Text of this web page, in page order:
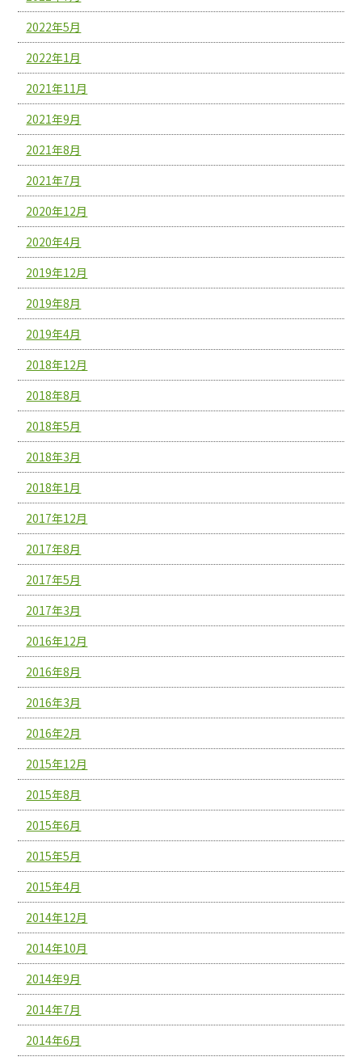
2022年5月
2022年1月
2021年11月
2021年9月
2021年8月
2021年7月
2020年12月
2020年4月
2019年12月
2019年8月
2019年4月
2018年12月
2018年8月
2018年5月
2018年3月
2018年1月
2017年12月
2017年8月
2017年5月
2017年3月
2016年12月
2016年8月
2016年3月
2016年2月
2015年12月
2015年8月
2015年6月
2015年5月
2015年4月
2014年12月
2014年10月
2014年9月
2014年7月
2014年6月